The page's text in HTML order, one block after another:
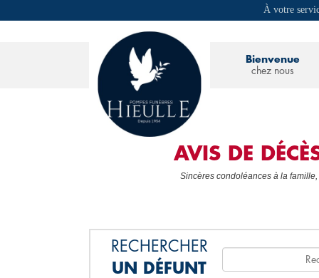
À votre
Bienvenue
chez nous
AVIS DE
Sincères condoléances à la
RECHERCHER
UN DÉFUNT